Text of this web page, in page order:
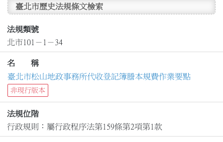
臺北市歷史法規條文檢索
法規類號
北市101－1－34
名 稱
臺北市松山地政事務所代收登記簿謄本規費作業要點
非現行版本
法規位階
行政規則：屬行政程序法第159條第2項第1款